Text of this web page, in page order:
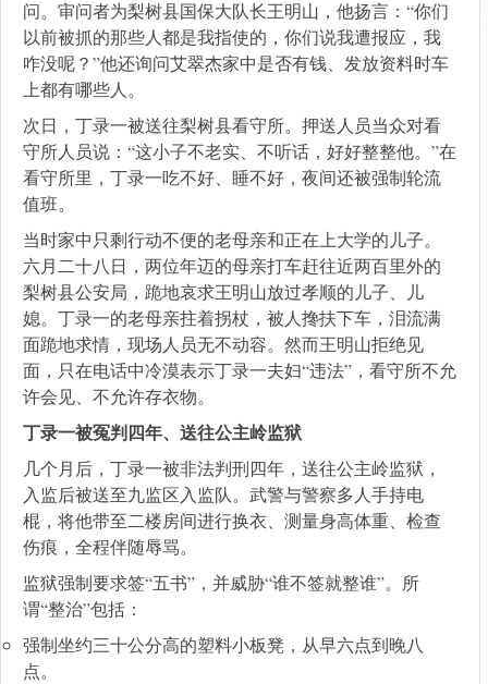
问。审问者为梨树县国保大队长王明山，他扬言：“你们
以前被抓的那些人都是我指使的，你们说我遭报应，我
咋没呢？”他还询问艾翠杰家中是否有钱、发放资料时车
上都有哪些人。
次日，丁录一被送往梨树县看守所。押送人员当众对看
守所人员说：“这小子不老实、不听话，好好整整他。”在
看守所里，丁录一吃不好、睡不好，夜间还被强制轮流
值班。
当时家中只剩行动不便的老母亲和正在上大学的儿子。
六月二十八日，两位年迈的母亲打车赶往近两百里外的
梨树县公安局，跪地哀求王明山放过孝顺的儿子、儿
媳。丁录一的老母亲拄着拐杖，被人搀扶下车，泪流满
面跪地求情，现场人员无不动容。然而王明山拒绝见
面，只在电话中冷漠表示丁录一夫妇“违法”，看守所不允
许会见、不允许存衣物。
丁录一被冤判四年、送往公主岭监狱
几个月后，丁录一被非法判刑四年，送往公主岭监狱，
入监后被送至九监区入监队。武警与警察多人手持电
棍，将他带至二楼房间进行换衣、测量身高体重、检查
伤痕，全程伴随辱骂。
监狱强制要求签“五书”，并威胁“谁不签就整谁”。所
谓“整治”包括：
强制坐约三十公分高的塑料小板凳，从早六点到晚八
点。